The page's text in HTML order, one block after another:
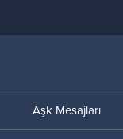
Aşk Mesajları